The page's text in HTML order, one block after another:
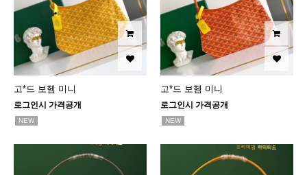
고*드 보헴 미니
로그인시 가격공개
NEW
고*드 보헴 미니
로그인시 가격공개
NEW